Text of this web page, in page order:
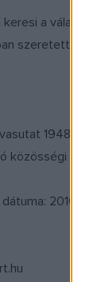
keresi a választ,
szeretetteljes
1948-ban
közösségi
2016.